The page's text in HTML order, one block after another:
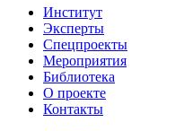
Институт
Эксперты
Спецпроекты
Мероприятия
Библиотека
О проекте
Контакты